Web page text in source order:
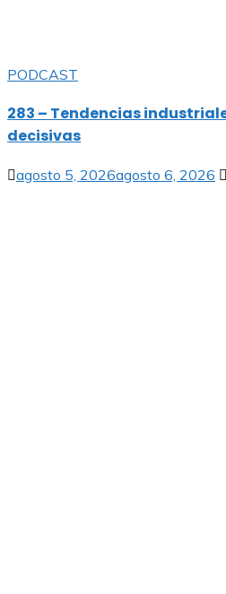
PODCAST
283 – Tendencias
decisivas
agosto 5, 2026agosto 6, 2026